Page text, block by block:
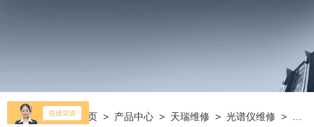
当前位置： 首页 > 产品中心 > 天瑞维修 >光谱仪维修 >